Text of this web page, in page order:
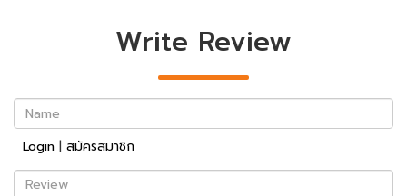
Write Review
Name
Login | สมัครสมาชิก
Review